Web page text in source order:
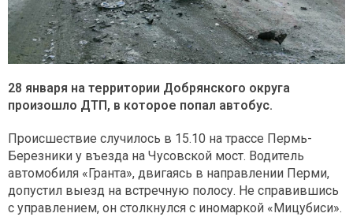
28 января на территории Добрянского округа
произошло ДТП, в которое попал автобус.
Происшествие случилось в 15.10 на трассе Пермь-
Березники у въезда на Чусовской мост. Водитель
автомобиля «Гранта», двигаясь в направлении Перми,
допустил выезд на встречную полосу. Не справившись
с управлением, он столкнулся с иномаркой «Мицубиси».